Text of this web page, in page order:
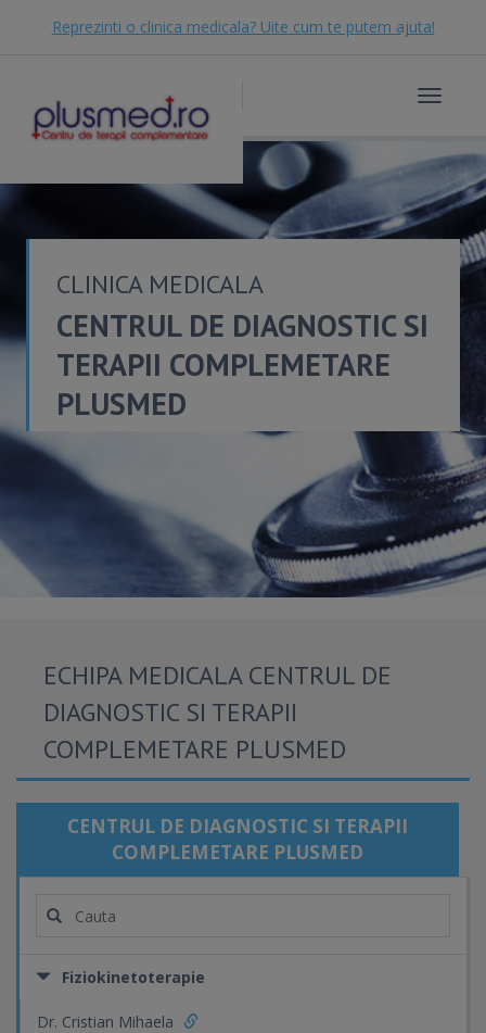
Reprezinti o clinica medicala? Uite cum te putem ajuta!
Toggle
CLINICA MEDICALA
CENTRUL DE DIAGNOSTIC SI
TERAPII COMPLEMETARE
PLUSMED
ECHIPA MEDICALA CENTRUL DE
DIAGNOSTIC SI TERAPII
COMPLEMETARE PLUSMED
CENTRUL DE DIAGNOSTIC SI TERAPII
COMPLEMETARE PLUSMED
Fiziokinetoterapie
Dr. Cristian Mihaela